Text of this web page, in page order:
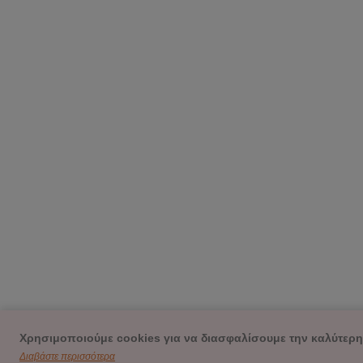
Χρησιμοποιούμε cookies για να διασφαλίσουμε την
Διαβάστε περισσότερα